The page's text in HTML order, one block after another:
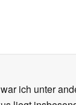
ich unter